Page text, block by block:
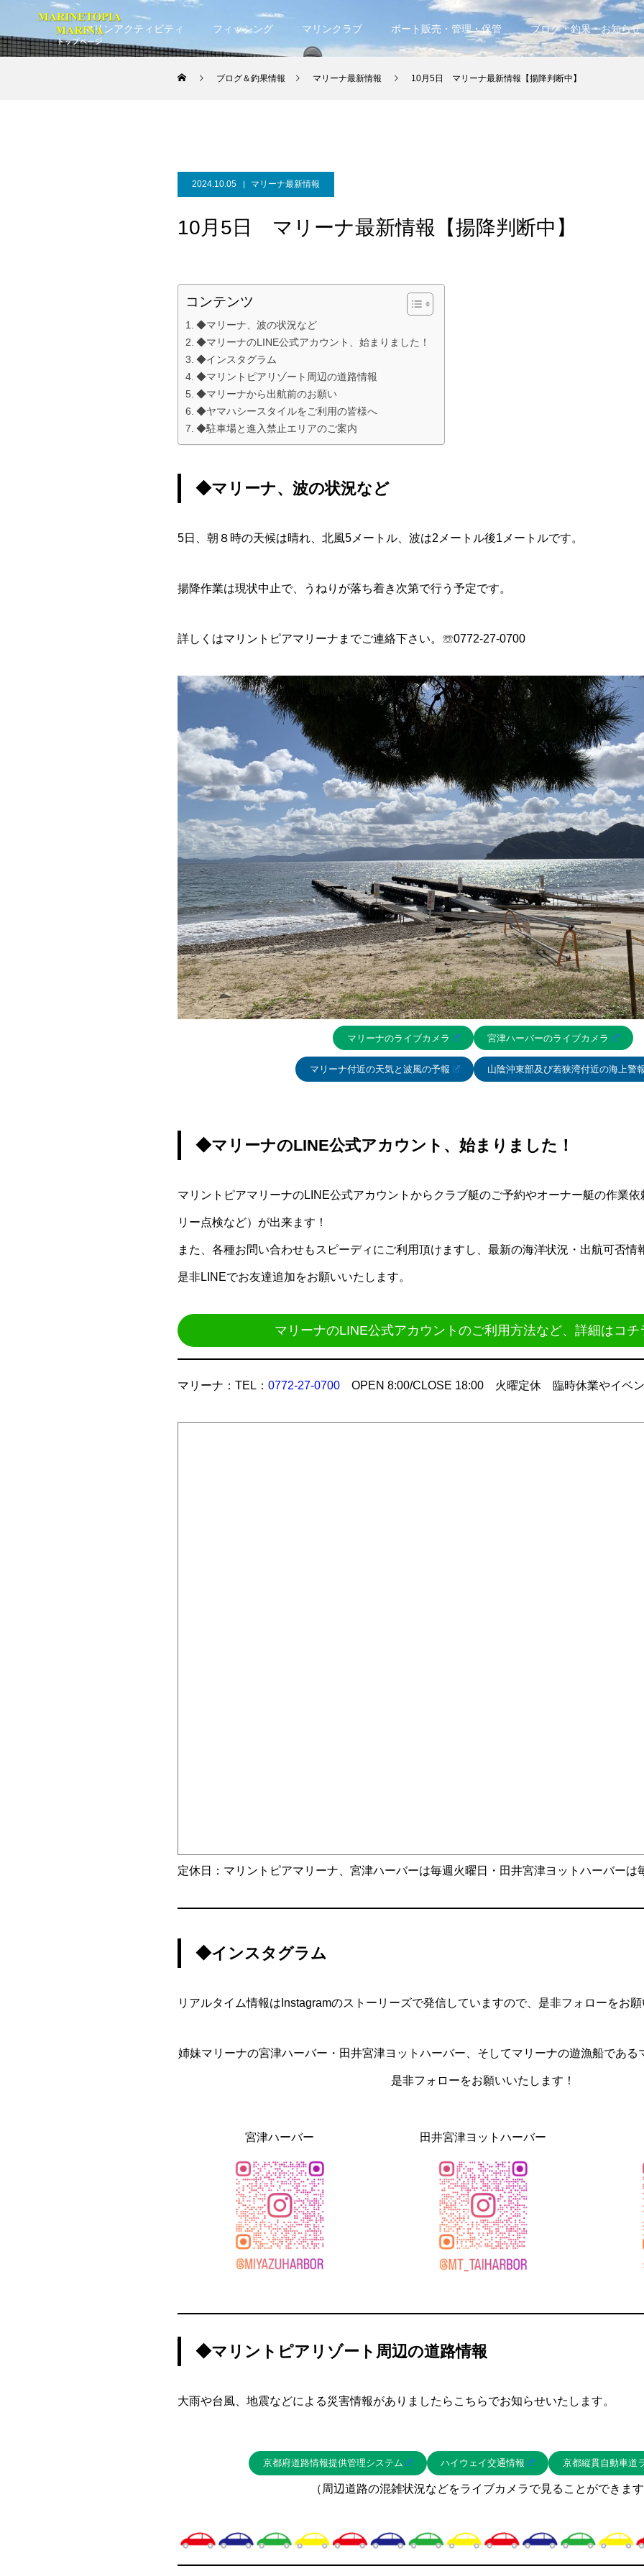
マリンアクティビティ フィッシング マリンクラブ ボート販売・管理・保管 ブログ・釣果・お知らせ
ブログ＆釣果情報 マリーナ最新情報 10月5日 マリーナ最新情報【揚降判断中】
2024.10.05 マリーナ最新情報
10月5日 マリーナ最新情報【揚降判断中】
コンテンツ
◆マリーナ、波の状況など
◆マリーナのLINE公式アカウント、始まりました！
◆インスタグラム
◆マリントピアリゾート周辺の道路情報
◆マリーナから出航前のお願い
◆ヤマハシースタイルをご利用の皆様へ
◆駐車場と進入禁止エリアのご案内
◆マリーナ、波の状況など
5日、朝８時の天候は晴れ、北風5メートル、波は2メートル後1メートルです。
揚降作業は現状中止で、うねりが落ち着き次第で行う予定です。
詳しくはマリントピアマリーナまでご連絡下さい。☏0772-27-0700
マリーナのライブカメラ 宮津ハーバーのライブカメラ
マリーナ付近の天気と波風の予報 山陰沖東部及び若狭湾付近の海上警
◆マリーナのLINE公式アカウント、始まりました！
マリントピアマリーナのLINE公式アカウントからクラブ艇のご予約やオーナー艇の作業
リー点検など）が出来ます！
また、各種お問い合わせもスピーディにご利用頂けますし、最新の海洋状況・出航可否情
是非LINEでお友達追加をお願いいたします。
マリーナのLINE公式アカウントのご利用方法など、詳細はコチ
マリーナ：TEL： 0772-27-0700 OPEN 8:00/CLOSE 18:00 火曜定休 臨時休業やイベン
定休日：マリントピアマリーナ、宮津ハーバーは毎週火曜日・田井宮津ヨットハーバーは
◆インスタグラム
リアルタイム情報はInstagramのストーリーズで発信していますので、是非フォローをお願
姉妹マリーナの宮津ハーバー・田井宮津ヨットハーバー、そしてマリーナの遊漁船である
是非フォローをお願いいたします！
宮津ハーバー 田井宮津ヨットハーバー
◆マリントピアリゾート周辺の道路情報
大雨や台風、地震などによる災害情報がありましたらこちらでお知らせいたします。
京都府道路情報提供管理システム ハイウェイ交通情報 京都縦貫自動車道
（周辺道路の混雑状況などをライブカメラで見ることができます